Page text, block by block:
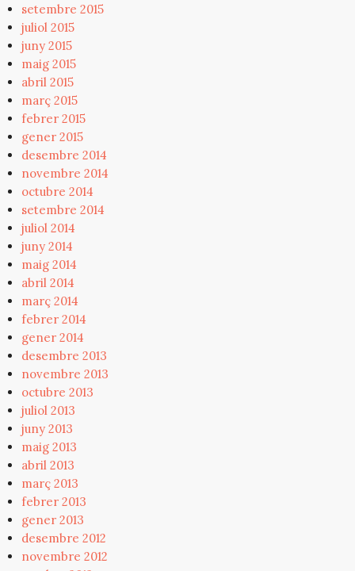
setembre 2015
juliol 2015
juny 2015
maig 2015
abril 2015
març 2015
febrer 2015
gener 2015
desembre 2014
novembre 2014
octubre 2014
setembre 2014
juliol 2014
juny 2014
maig 2014
abril 2014
març 2014
febrer 2014
gener 2014
desembre 2013
novembre 2013
octubre 2013
juliol 2013
juny 2013
maig 2013
abril 2013
març 2013
febrer 2013
gener 2013
desembre 2012
novembre 2012